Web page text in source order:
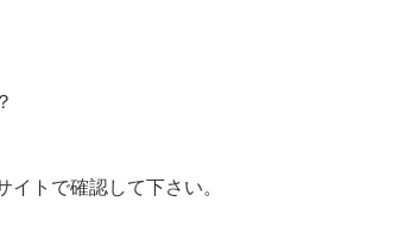
トで確認して下さい。